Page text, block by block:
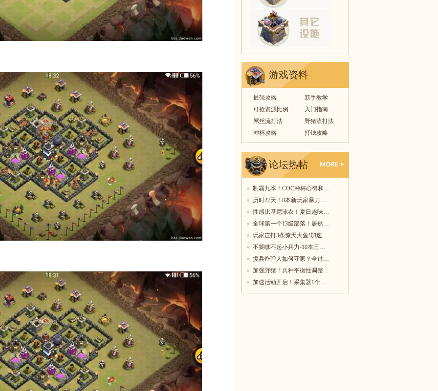
游戏资料
最强攻略
新手教学
可抢资源比例
入门指南
屌丝流打法
野猪流打法
冲杯攻略
打钱攻略
论坛热帖
制霸九本！COC冲杯心得和…
历时27天！8本新玩家暴力…
性感比基尼泳衣！夏日趣味…
全球第一个13级部落！居然…
玩家连打3条惊天大鱼!加速…
不要瞧不起小兵力-10本三…
援兵炸弹人如何守家？全过…
加强野猪！兵种平衡性调整…
加速活动开启！采集器1个…